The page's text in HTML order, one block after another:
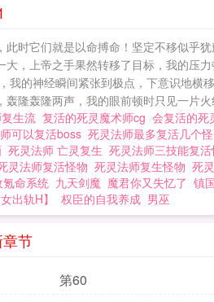
一副皮包骨头的惨淡样子。当
的传言那是差远了。眼前数百
一群亡灵齐列阵前，对于虚荣
于我这个职业游戏玩家来说，
器，要谈喜爱是绝对不沾边儿。当游
时它们就是以命搏命！坚定不移似乎
，上帝之手果然转移了目标，我的压
我的神经瞬间紧张到极点，下意识地
隆轰隆两声，我的眼前顿时只见一片
生流 复活的死灵魔术师cg 会复活的死
可以复活boss 死灵法师最多复活几个怪
死灵法师 亡灵复生 死灵法师三技能复活
灵法师复活怪物 死灵法师复生怪物 死
氪命系统 九天剑魔 魔君你又失忆了 镇
出轨H】 权臣的自我养成 男巫
章节
第60